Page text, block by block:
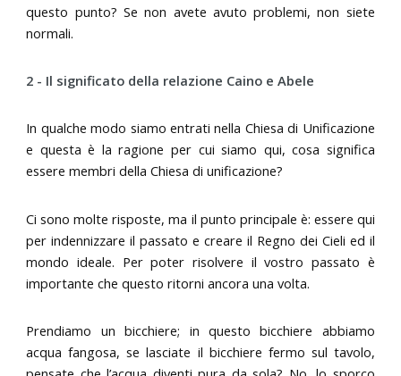
questo punto? Se non avete avuto problemi, non siete
normali.
2 - Il significato della relazione Caino e Abele
In qualche modo siamo entrati nella Chiesa di Unificazione
e questa è la ragione per cui siamo qui, cosa significa
essere membri della Chiesa di unificazione?
Ci sono molte risposte, ma il punto principale è: essere qui
per indennizzare il passato e creare il Regno dei Cieli ed il
mondo ideale. Per poter risolvere il vostro passato è
importante che questo ritorni ancora una volta.
Prendiamo un bicchiere; in questo bicchiere abbiamo
acqua fangosa, se lasciate il bicchiere fermo sul tavolo,